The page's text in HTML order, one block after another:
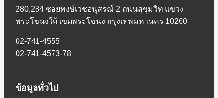
280,284 ซอยพงษ์เวชอนุสรณ์ 2 ถนนสุขุมวิท แขวง
พระโขนงใต้ เขตพระโขนง กรุงเทพมหานคร 10260
02-741-4555
02-741-4573-78
ข้อมูลทั่วไป